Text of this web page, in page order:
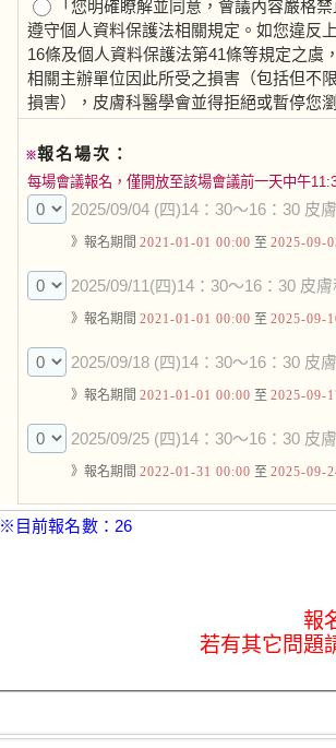
「您明確瞭解並同意，會議內容嚴格
遵守個人資料保護法相關規定。如您違反
16條及個人資料保護法第41條等規定之虞
相關主辦單位因此所受之損害（包括但不
損害），皮膚科醫學會並得拒絕或暫停您
※報名場次：
每場會議報名，僅開放至該場會議前一天中午
2025/09/04 (四)14：30～16：30 皮
》報名期間 2021-01-01 00:00 至 2025-09-
2025/09/11(四)14：30～16：30 皮
》報名期間 2021-01-01 00:00 至 2025-09-
2025/09/18 (四)14：30～16：30 皮
》報名期間 2021-01-01 00:00 至 2025-09-
2025/09/25 (四)14：30～16：30 皮
》報名期間 2022-01-31 00:00 至 2025-09-
※目前報名數：26
報
若有其它問題